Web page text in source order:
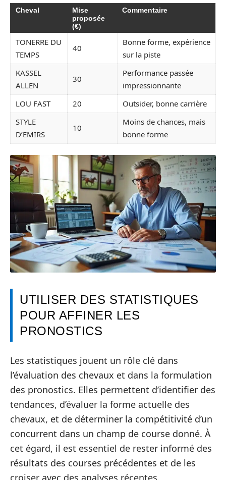
Cheval
Mise
proposée
(€)
Commentaire
TONERRE DU
TEMPS
40
Bonne forme, expérience
sur la piste
KASSEL
ALLEN
30
Performance passée
impressionnante
LOU FAST
20
Outsider, bonne carrière
STYLE
D’EMIRS
10
Moins de chances, mais
bonne forme
UTILISER DES STATISTIQUES
POUR AFFINER LES
PRONOSTICS
Les statistiques jouent un rôle clé dans
l’évaluation des chevaux et dans la formulation
des pronostics. Elles permettent d’identifier des
tendances, d’évaluer la forme actuelle des
chevaux, et de déterminer la compétitivité d’un
concurrent dans un champ de course donné. À
cet égard, il est essentiel de rester informé des
résultats des courses précédentes et de les
croiser avec des analyses récentes.